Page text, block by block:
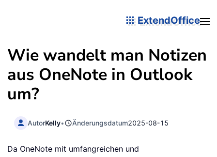
ExtendOffice
Wie wandelt man Notizen
aus OneNote in Outlook
um?
AutorKelly• Änderungsdatum2025-08-15
Da OneNote mit umfangreichen und